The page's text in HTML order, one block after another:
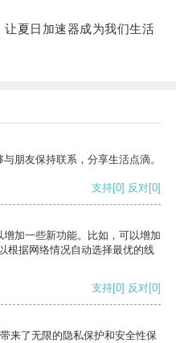
夏日加速器成为我们生活
朋友保持联系，分享生活点滴。
支持[0] 反对[0]
加一些新功能。比如，可以增加
根据网络情况自动选择最优的线
支持[0] 反对[0]
来了无限的隐私保护和安全性保